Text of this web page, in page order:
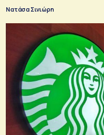
Νατάσα Σινιώρη